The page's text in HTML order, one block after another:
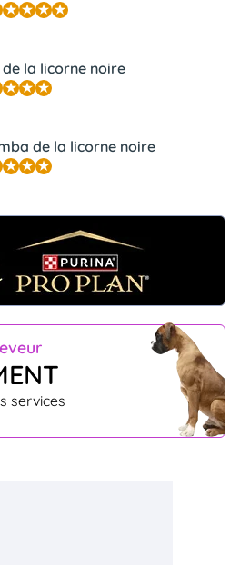
services
la licorne noire
de la licorne noire